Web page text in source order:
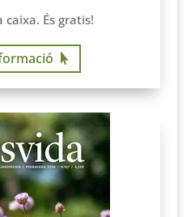
caixa. És gratis!